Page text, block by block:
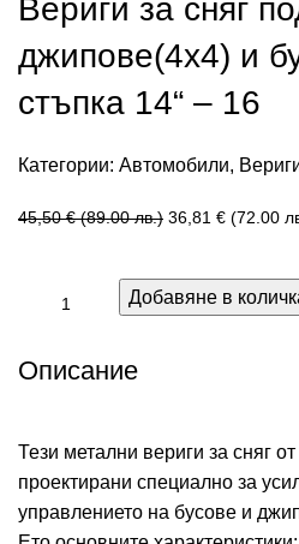
Вериги за сняг
джипове(4х4) и
стъпка 14“ – 16
Категории: Автомобили,
45,50€ (89.00 лв.) 36,81 € (72.00
Добавяне в
Описание
Тези метални вериги за сняг
проектирани специално за
управлението на бусове и